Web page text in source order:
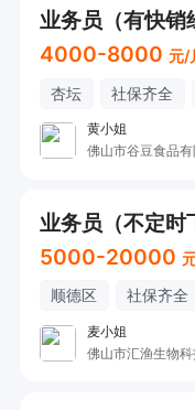
业务员（有快销
4000-8000 元/
杏坛 社保齐全
黄小姐
佛山市谷豆食品有
5000-20000
顺德区 社保齐全
麦小姐
佛山市汇渔生物